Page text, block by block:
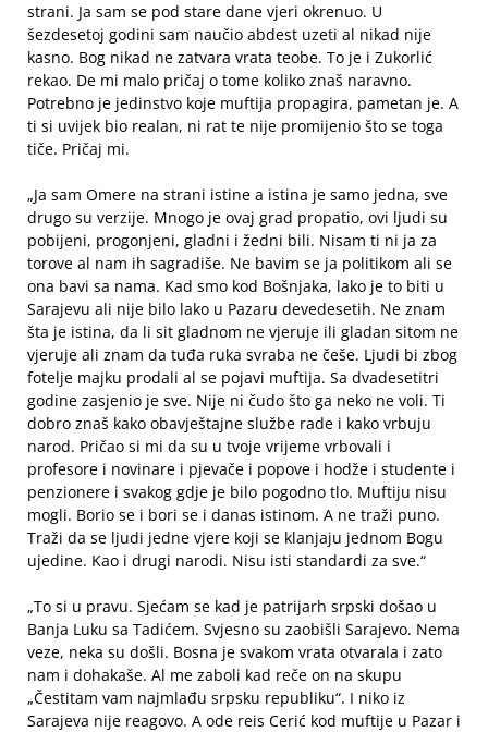
strani. Ja sam se pod stare dane vjeri okrenuo. U
šezdesetoj godini sam naučio abdest uzeti al nikad nije
kasno. Bog nikad ne zatvara vrata teobe. To je i Zukorlić
rekao. De mi malo pričaj o tome koliko znaš naravno.
Potrebno je jedinstvo koje muftija propagira, pametan je. A
ti si uvijek bio realan, ni rat te nije promijenio što se toga
tiče. Pričaj mi.
„Ja sam Omere na strani istine a istina je samo jedna, sve
drugo su verzije. Mnogo je ovaj grad propatio, ovi ljudi su
pobijeni, progonjeni, gladni i žedni bili. Nisam ti ni ja za
torove al nam ih sagradiše. Ne bavim se ja politikom ali se
ona bavi sa nama. Kad smo kod Bošnjaka, lako je to biti u
Sarajevu ali nije bilo lako u Pazaru devedesetih. Ne znam
šta je istina, da li sit gladnom ne vjeruje ili gladan sitom ne
vjeruje ali znam da tuđa ruka svraba ne češe. Ljudi bi zbog
fotelje majku prodali al se pojavi muftija. Sa dvadesetitri
godine zasjenio je sve. Nije ni čudo što ga neko ne voli. Ti
dobro znaš kako obavještajne službe rade i kako vrbuju
narod. Pričao si mi da su u tvoje vrijeme vrbovali i
profesore i novinare i pjevače i popove i hodže i studente i
penzionere i svakog gdje je bilo pogodno tlo. Muftiju nisu
mogli. Borio se i bori se i danas istinom. A ne traži puno.
Traži da se ljudi jedne vjere koji se klanjaju jednom Bogu
ujedine. Kao i drugi narodi. Nisu isti standardi za sve.“
„To si u pravu. Sjećam se kad je patrijarh srpski došao u
Banja Luku sa Tadićem. Svjesno su zaobišli Sarajevo. Nema
veze, neka su došli. Bosna je svakom vrata otvarala i zato
nam i dohakaše. Al me zaboli kad reče on na skupu
„Čestitam vam najmlađu srpsku republiku“. I niko iz
Sarajeva nije reagovo. A ode reis Cerić kod muftije u Pazar i